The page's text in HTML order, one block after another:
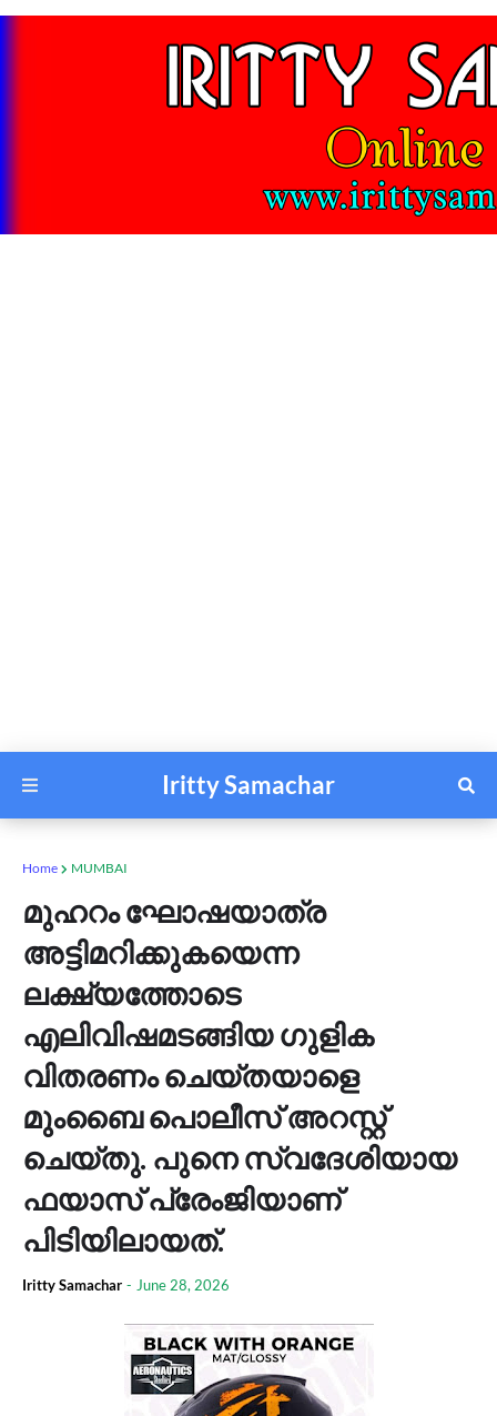
Iritty Samachar
Home MUMBAI
മുഹറം ഘോഷയാത്ര
അട്ടിമറിക്കുകയെന്ന
ലക്ഷ്യത്തോടെ
എലിവിഷമടങ്ങിയ ഗുളിക
വിതരണം ചെയ്തയാളെ
മുംബൈ പൊലീസ് അറസ്റ്റ്
ചെയ്തു. പുനെ സ്വദേശിയായ
ഫയാസ് പ്രേംജിയാണ്
പിടിയിലായത്.
Iritty Samachar - June 28, 2026